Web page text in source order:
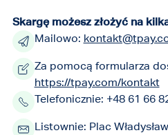
Jak dbamy o to, by nasz
działał (Kompatybilność)
uporządkowanym
obsługę w różnych
(4.1.1 WCAG).
Skargę możesz złożyć na
Mailowo:
Za pomocą formularza
https://tpay.com/kontakt
Telefonicznie: +48 61 66
Listownie: Plac